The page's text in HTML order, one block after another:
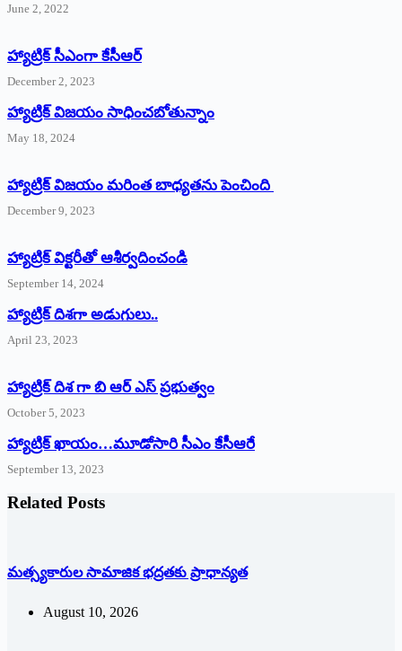
June 2, 2022
హ్యాట్రిక్‌ ‌సీఎంగా కేసీఆర్‌
December 2, 2023
హ్యాట్రిక్‌ విజయం సాధించబోతున్నాం
May 18, 2024
హ్యాట్రిక్ విజయం మరింత బాధ్యతను పెంచింది
December 9, 2023
హ్యాట్రిక్‌ ‌విక్టరీతో ఆశీర్వదించండి
September 14, 2024
‌హ్యాట్రిక్‌ ‌దిశగా అడుగులు..
April 23, 2023
హ్యాట్రిక్ దిశ గా బి ఆర్ ఎస్ ప్రభుత్వం
October 5, 2023
హ్యాట్రిక్‌ ‌ఖాయం…మూడోసారి సీఎం కేసీఆరే
September 13, 2023
Related Posts
మత్స్యకారుల సామాజిక భద్రతకు ప్రాధాన్యత
August 10, 2026